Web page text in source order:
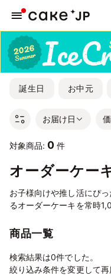
誕生日 お中元
お届け日
対象商品: 0 件
オーダーケー
お子様向けや推し活にぴ
るオーダーケーキを常時
商品一覧
検索結果は0件でした。
絞り込み条件を変更して再